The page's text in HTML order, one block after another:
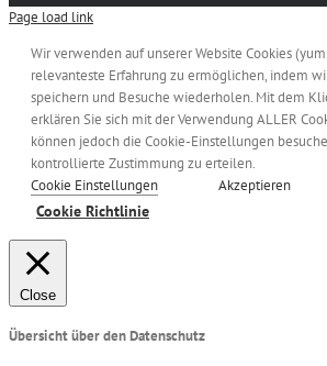
Page load link
Wir verwenden auf unserer Website Cookies
relevanteste Erfahrung zu ermöglichen, indem
speichern und Besuche wiederholen. Mit dem
erklären Sie sich mit der Verwendung ALLER
können jedoch die Cookie-Einstellungen
kontrollierte Zustimmung zu erteilen.
Cookie Einstellungen
Akzeptieren
Cookie Richtlinie
Close
Übersicht über den Datenschutz